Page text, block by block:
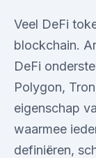
Veel DeFi
blockchain.
DeFi
Polygon,
eigenschap
waarmee
definiëren,